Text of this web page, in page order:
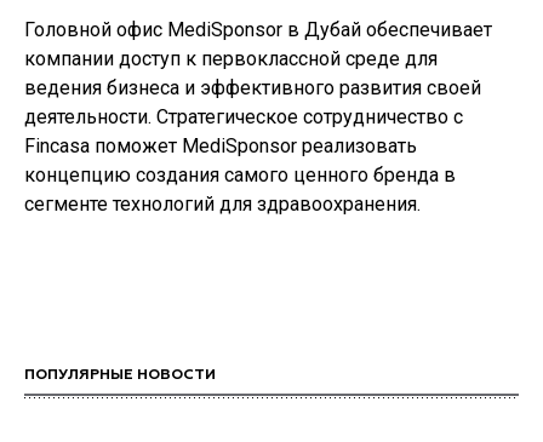
Головной офис MediSponsor в Дубай обеспечивает
компании доступ к первоклассной среде для
ведения бизнеса и эффективного развития своей
деятельности. Стратегическое сотрудничество с
Fincasa поможет MediSponsor реализовать
концепцию создания самого ценного бренда в
сегменте технологий для здравоохранения.
ПОПУЛЯРНЫЕ НОВОСТИ